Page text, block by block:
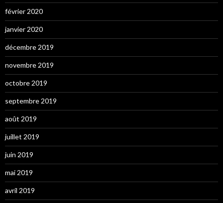
février 2020
janvier 2020
décembre 2019
novembre 2019
octobre 2019
septembre 2019
août 2019
juillet 2019
juin 2019
mai 2019
avril 2019